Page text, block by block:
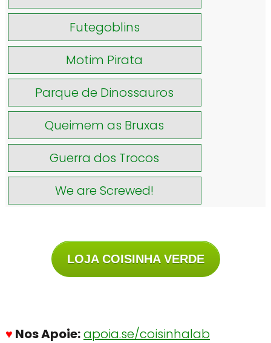
Futegoblins
Motim Pirata
Parque de Dinossauros
Queimem as Bruxas
Guerra dos Trocos
We are Screwed!
LOJA COISINHA VERDE
♥ Nos Apoie:apoia.se/coisinhalab